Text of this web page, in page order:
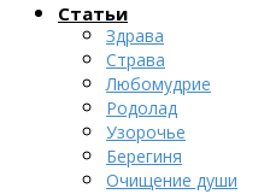
Статьи
Здрава
Страва
Любомудрие
Родолад
Узорочье
Берегиня
Очищение души